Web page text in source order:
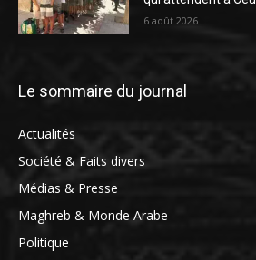
6 août 2026
Le sommaire du journal
Actualités
Société & Faits divers
Médias & Presse
Maghreb & Monde Arabe
Politique